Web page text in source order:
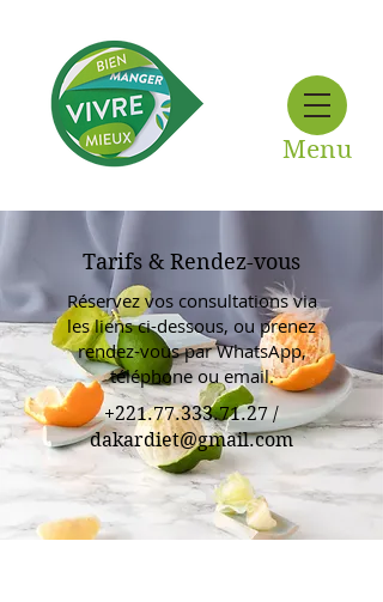
Menu
Tarifs & Rendez-vous
Réservez vos consultations via
les liens ci-dessous, ou prenez
rendez-vous par WhatsApp,
téléphone ou email.
+221.77.333.71.27 /
dakardiet@gmail.com